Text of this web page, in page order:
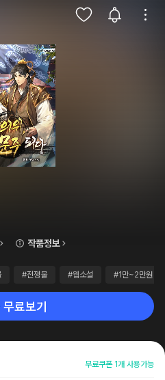
작품정보
#전쟁물 #웹소설 #1만~2만원
무료보기
무료쿠폰 1개 사용가능